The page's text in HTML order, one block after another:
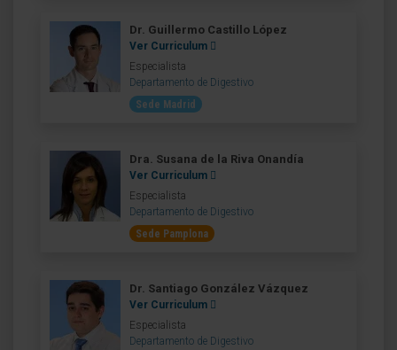
Dr. Guillermo Castillo López
Ver Curriculum
Especialista
Departamento de Digestivo
Sede Madrid
Dra. Susana de la Riva Onandía
Ver Curriculum
Especialista
Departamento de Digestivo
Sede Pamplona
Dr. Santiago González Vázquez
Ver Curriculum
Especialista
Departamento de Digestivo